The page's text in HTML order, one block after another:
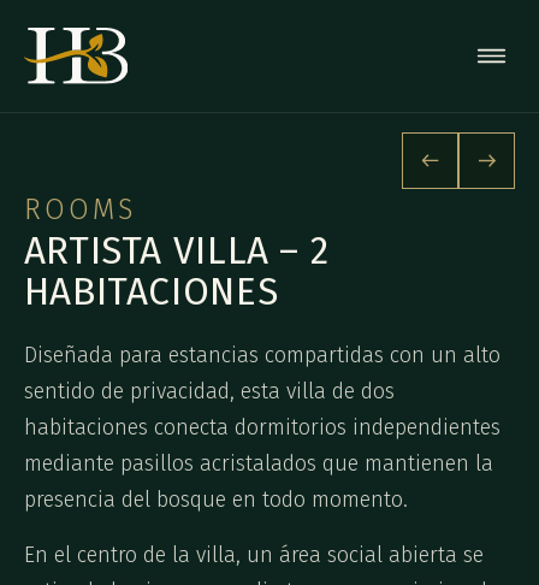
ROOMS
ARTISTA VILLA – 2
HABITACIONES
Diseñada para estancias compartidas con un alto
sentido de privacidad, esta villa de dos
habitaciones conecta dormitorios independientes
mediante pasillos acristalados que mantienen la
presencia del bosque en todo momento.
En el centro de la villa, un área social abierta se